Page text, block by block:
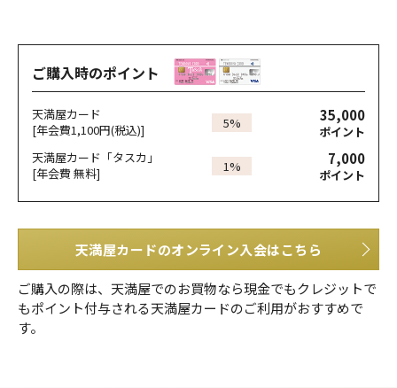
ご購入時のポイント
天満屋カード
[年会費1,100円(税込)]
5% 35,000
ポイント
天満屋カード「タスカ」
[年会費 無料]
1% 7,000
ポイント
天満屋カードのオンライン入会はこちら
ご購入の際は、天満屋でのお買物なら現金でもクレジットで
もポイント付与される天満屋カードのご利用がおすすめで
す。